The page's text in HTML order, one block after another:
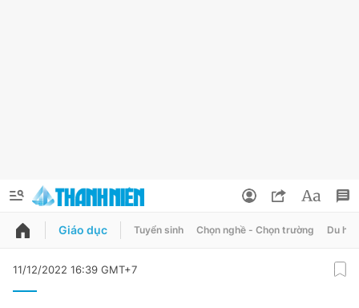
QUẢNG CÁO ĐẶT BÁO
Giáo dục Tuyển sinh Chọn nghề - Chọn trường Du học
11/12/2022 16:39 GMT+7